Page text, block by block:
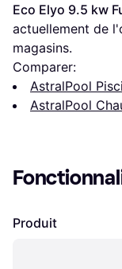
Eco Elyo 9.5 kw
actuellement de
magasins.
Comparer:
AstralPool
AstralPool
Produit